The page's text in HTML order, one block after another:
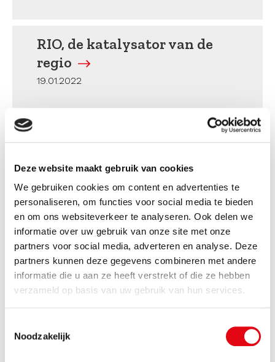
Deze website maakt gebruik van cookies
We gebruiken cookies om content en advertenties te
personaliseren, om functies voor social media te bieden
en om ons websiteverkeer te analyseren. Ook delen we
informatie over uw gebruik van onze site met onze
partners voor social media, adverteren en analyse. Deze
partners kunnen deze gegevens combineren met andere
informatie die u aan ze heeft verstrekt of die ze hebben
verzameld op basis van uw gebruik van hun services.
Noodzakelijk
RIO, de katalysator van de
regio
19.01.2022
Omgevingswet nadert: ‘De
juiste mensen aan tafel, daar
begint verandering’
19.01.2022
Omgevingsvisie-aanpak in
BoZ: Van scepsis naar
positieve energie